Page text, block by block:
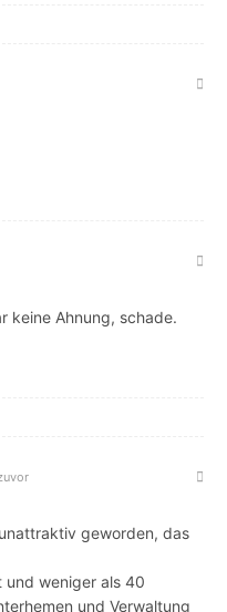
keine Ahnung, schade.
geworden, das
und weniger als 40
und Verwaltung